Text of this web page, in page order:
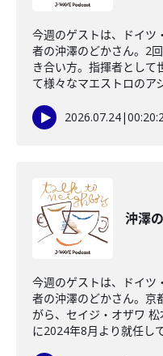
今週のゲストは、ドイツ
者の沖澤のどかさん。2
き合い方。指揮者として
て様々なマエストロのア
2026.07.24|
沖澤
今週のゲストは、ドイツ
者の沖澤のどかさん。京
がら、セイジ・オザワ
に2024年8月より就任し